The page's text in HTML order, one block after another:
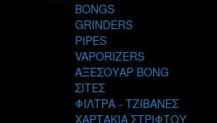
BONGS
GRINDERS
PIPES
VAPORIZERS
ΑΞΕΣΟΥΑΡ BONG
ΣΙΤΕΣ
ΦΙΛΤΡΑ - ΤΖΙΒΑΝΕΣ
ΧΑΡΤΑΚΙΑ ΣΤΡΙΦΤΟΥ